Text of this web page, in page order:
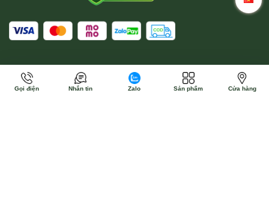
Gọi điện Nhắn tin Zalo Sản phẩm Cửa hàng